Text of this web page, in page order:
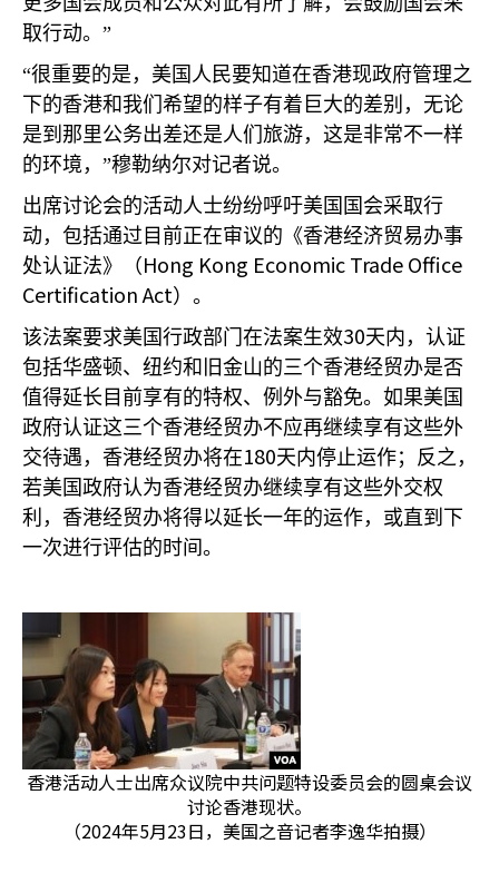
取行动。”
“很重要的是，美国人民要知道在香港现政府管理之
下的香港和我们希望的样子有着巨大的差别，无论
是到那里公务出差还是人们旅游，这是非常不一样
的环境，”穆勒纳尔对记者说。
出席讨论会的活动人士纷纷呼吁美国国会采取行
动，包括通过目前正在审议的《香港经济贸易办事
处认证法》（ Hong Kong Economic Trade Office
Certification Act）。
该法案要求美国行政部门在法案生效30天内，认证
包括华盛顿、纽约和旧金山的三个香港经贸办是否
值得延长目前享有的特权、例外与豁免。如果美国
政府认证这三个香港经贸办不应再继续享有这些外
交待遇，香港经贸办将在180天内停止运作；反之，
若美国政府认为香港经贸办继续享有这些外交权
利，香港经贸办将得以延长一年的运作，或直到下
一次进行评估的时间。
香港活动人士出席众议院中共问题特设委员会的圆桌会议
讨论香港现状。
（2024年5月23日，美国之音记者李逸华拍摄）